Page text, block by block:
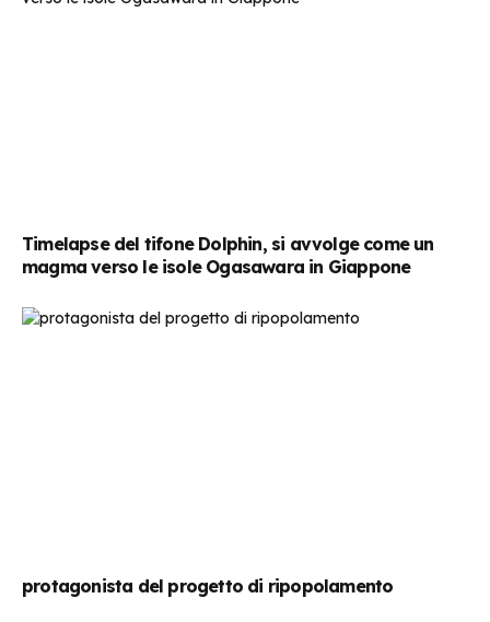
Timelapse del tifone Dolphin, si avvolge come un
magma verso le isole Ogasawara in Giappone
protagonista del progetto di ripopolamento